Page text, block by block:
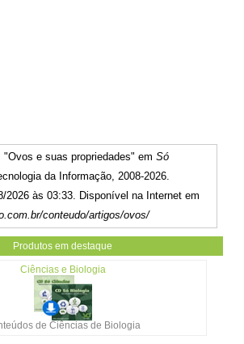
"Ovos e suas propriedades" emSó
da Informação, 2008-2026.
2026 às 03:33. Disponível na Internet em
conteudo/artigos/ovos/
Produtos em destaque
Ciências e Biologia
de Ciências de Biologia